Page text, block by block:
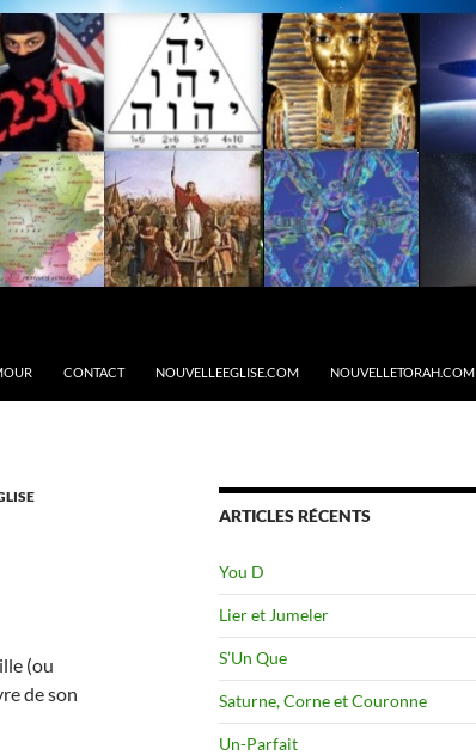
CONTACT NOUVELLEEGLISE.COM NOUVELLETORAH.COM
(ou
de son
ARTICLES RÉCENTS
You D
Lier et Jumeler
S’Un Que
Saturne, Corne et Couronne
Un-Parfait